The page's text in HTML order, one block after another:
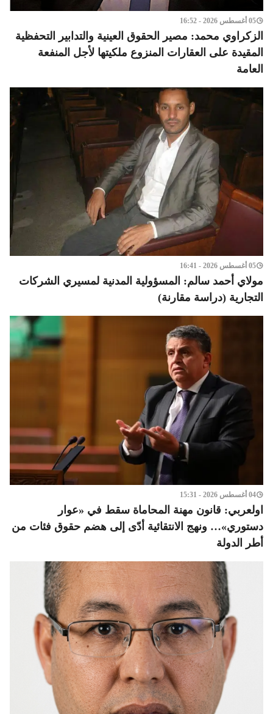
05 أغسطس 2026 - 16:52
الزكراوي محمد: مصير الحقوق العينية والتدابير التحفظية
المقيدة على العقارات المنزوع ملكيتها لأجل المنفعة
العامة
05 أغسطس 2026 - 16:41
مولاي أحمد سالم: المسؤولية المدنية لمسيري الشركات
التجارية (دراسة مقارنة)
04 أغسطس 2026 - 15:31
اولعربي: قانون مهنة المحاماة سقط في «عوار
دستوري»… ونهج الانتقائية أدّى إلى هضم حقوق فئات من
أطر الدولة